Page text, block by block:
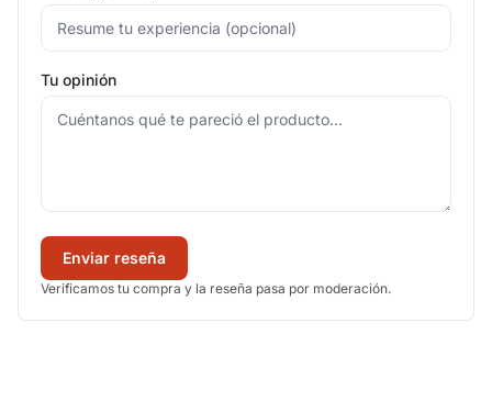
Tu opinión
Enviar reseña
Verificamos tu compra y la reseña pasa por moderación.